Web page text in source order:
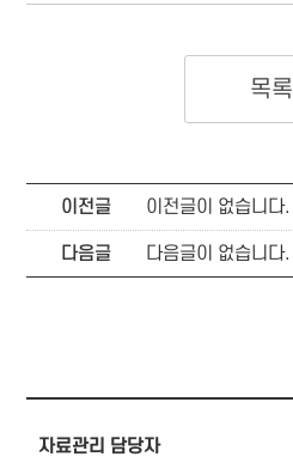
목록
이전글 이전글이 없습니다.
다음글 다음글이 없습니다.
자료관리 담당자